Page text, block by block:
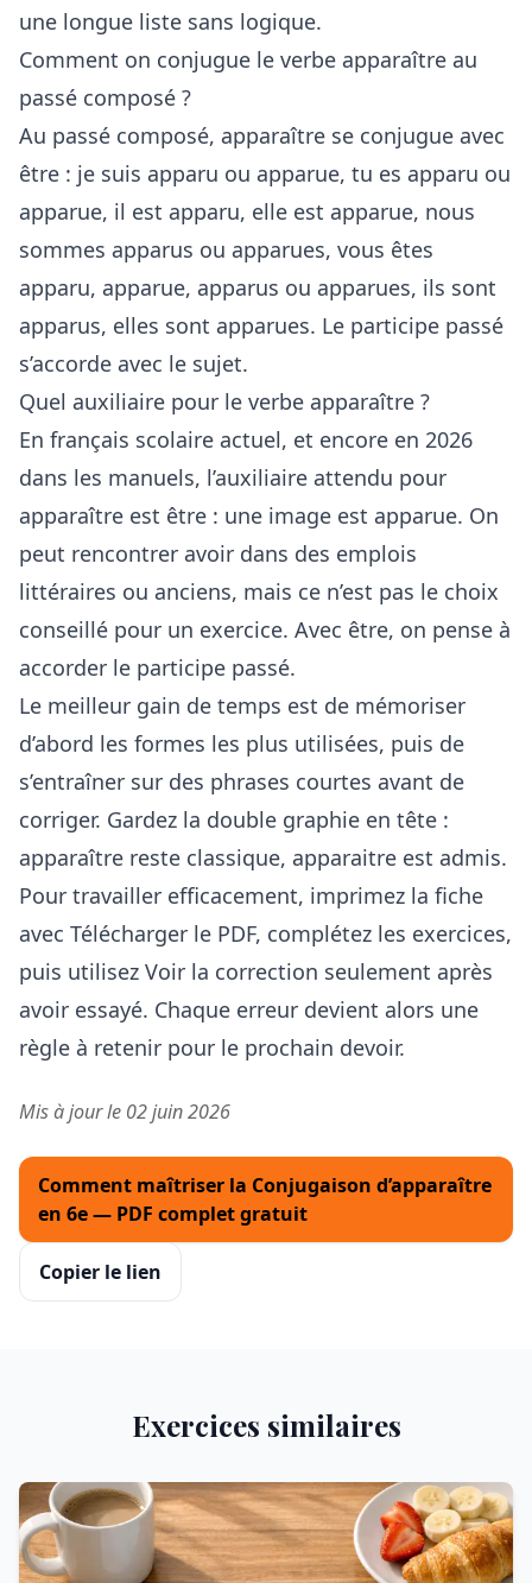
une longue liste sans logique.
Comment on conjugue le verbe apparaître au
passé composé ?
Au passé composé, apparaître se conjugue avec
être : je suis apparu ou apparue, tu es apparu ou
apparue, il est apparu, elle est apparue, nous
sommes apparus ou apparues, vous êtes
apparu, apparue, apparus ou apparues, ils sont
apparus, elles sont apparues. Le participe passé
s’accorde avec le sujet.
Quel auxiliaire pour le verbe apparaître ?
En français scolaire actuel, et encore en 2026
dans les manuels, l’auxiliaire attendu pour
apparaître est être : une image est apparue. On
peut rencontrer avoir dans des emplois
littéraires ou anciens, mais ce n’est pas le choix
conseillé pour un exercice. Avec être, on pense à
accorder le participe passé.
Le meilleur gain de temps est de mémoriser
d’abord les formes les plus utilisées, puis de
s’entraîner sur des phrases courtes avant de
corriger. Gardez la double graphie en tête :
apparaître reste classique, apparaitre est admis.
Pour travailler efficacement, imprimez la fiche
avec Télécharger le PDF, complétez les exercices,
puis utilisez Voir la correction seulement après
avoir essayé. Chaque erreur devient alors une
règle à retenir pour le prochain devoir.
Mis à jour le 02 juin 2026
Comment maîtriser la Conjugaison d’apparaître
en 6e — PDF complet gratuit
Copier le lien
Exercices similaires